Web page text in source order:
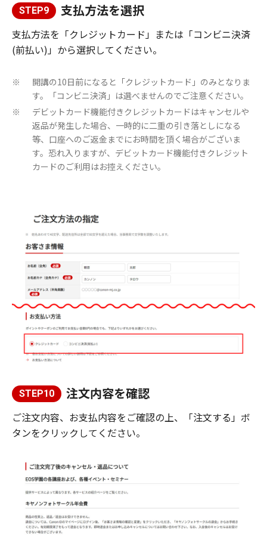
STEP9 支払方法を選択
支払方法を「クレジットカード」または「コンビニ決済
(前払い)」から選択してください。
※
開講の10日前になると「クレジットカード」のみとなりま
す。「コンビニ決済」は選べませんのでご注意ください。
※
デビットカード機能付きクレジットカードはキャンセルや
返品が発生した場合、一時的に二重の引き落としになる
等、口座へのご返金までにお時間を頂く場合がございま
す。恐れ入りますが、デビットカード機能付きクレジット
カードのご利用はお控えください。
STEP10 注文内容を確認
ご注文内容、お支払内容をご確認の上、「注文する」ボ
タンをクリックしてください。